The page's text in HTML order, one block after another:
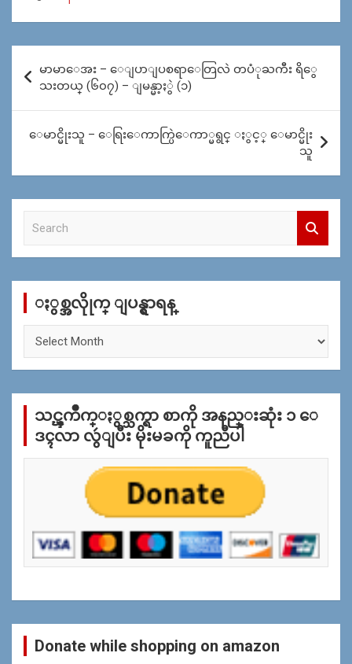
navigation
မာမာေအး – ေျပာျပစရာေတြလဲ တပံုႀကီး ရိွေ
သးတယ္ (၆၀၇) – ျမန္မာ့ႏွဲ (၁)
ေမာင္မိုးသူ – ေရြးေကာက္ပြဲေကာ္မရွင္ ႏွင့္ ေမာင္မိုး
သူ
c
ႏွစ္အလိုုက္ ျပန္ရွာရန္
က္
န္
သင္ၾကိဳက္ႏွစ္သက္ရာ စာကို အနည္းဆုံး ၁ ေ
ဒၚလာ လွဴျပီး မိုးမခကို ကူညီပါ
Donate while shopping on amazon